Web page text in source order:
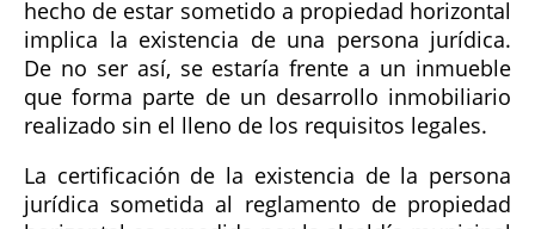
hecho de estar sometido a propiedad horizontal
implica la existencia de una persona jurídica.
De no ser así, se estaría frente a un inmueble
que forma parte de un desarrollo inmobiliario
realizado sin el lleno de los requisitos legales.
La certificación de la existencia de la persona
jurídica sometida al reglamento de propiedad